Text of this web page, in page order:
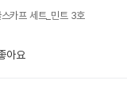
카프 세트_민트 3호
아요